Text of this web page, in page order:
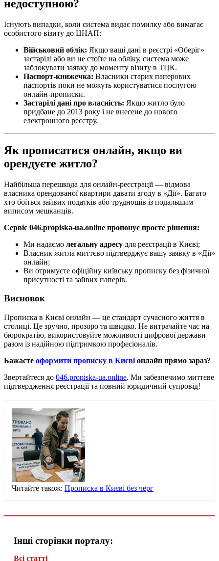
недоступною?
Існують випадки, коли система видає помилку або вимагає
особистого візиту до ЦНАП:
Військовий облік: Якщо ваші дані в реєстрі «Оберіг»
застарілі або ви не стоїте на обліку, система може
заблокувати заявку до моменту візиту в ТЦК.
Паспорт-книжечка: Власники старих паперових
паспортів поки не можуть користуватися послугою
онлайн-прописки.
Застарілі дані про власність: Якщо житло було
придбане до 2013 року і не внесене до нового
електронного реєстру.
Як прописатися онлайн, якщо ви
орендуєте житло?
Найбільша перешкода для онлайн-реєстрації — відмова
власника орендованої квартири давати згоду в «Дії». Багато
хто боїться зайвих податків або труднощів із подальшим
виписом мешканців.
Сервіс 046.propiska-ua.online пропонує просте рішення:
Ми надаємо легальну адресу для реєстрації в Києві;
Власник житла миттєво підтверджує вашу заявку в «Дії»
онлайн;
Ви отримуєте офіційну київську прописку без фізичної
присутності та зайвих паперів.
Висновок
Прописка в Києві онлайн — це стандарт сучасного життя в
столиці. Це зручно, прозоро та швидко. Не витрачайте час на
бюрократію, використовуйте можливості цифрової держави
разом із надійною підтримкою професіоналів.
Бажаєте оформити прописку в Києві онлайн прямо зараз?
Звертайтеся до 046.propiska-ua.online. Ми забезпечимо миттєве
підтвердження реєстрації та повний юридичний супровід!
Читайте також: Прописка в Києві без черг
Інші сторінки порталу:
Всі статті